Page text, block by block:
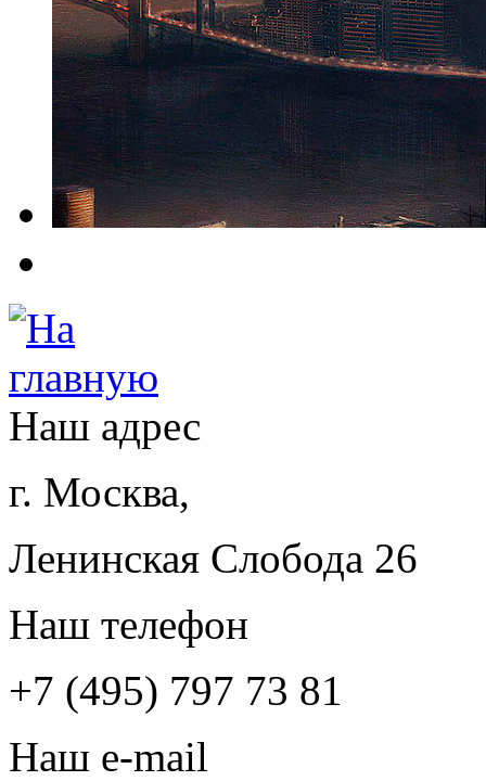
Наш адрес
г. Москва,
Ленинская Слобода 26
Наш телефон
+7 (495) 797 73 81
Наш e-mail